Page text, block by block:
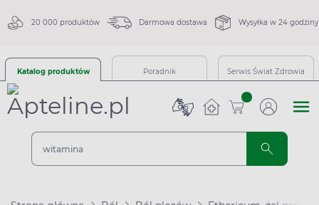
20 000 produktów Darmowa dostawa Wysyłka w 24 godziny
Katalog produktów Poradnik Serwis Świat Zdrowia
sztuk